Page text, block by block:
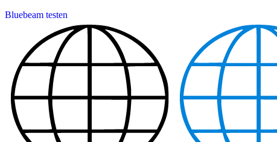
Bluebeam testen